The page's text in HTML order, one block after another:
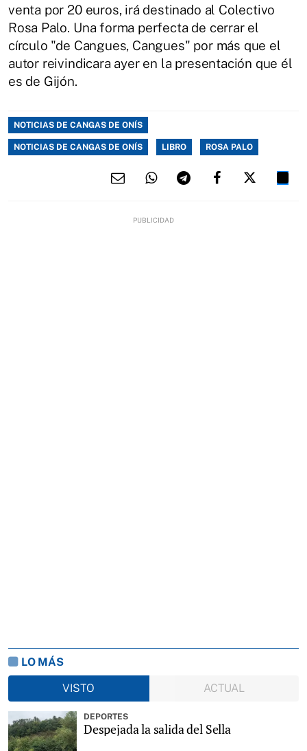
venta por 20 euros, irá destinado al Colectivo
Rosa Palo. Una forma perfecta de cerrar el
círculo "de Cangues, Cangues" por más que el
autor reivindicara ayer en la presentación que él
es de Gijón.
NOTICIAS DE CANGAS DE ONÍS
NOTICIAS DE CANGAS DE ONÍS LIBRO ROSA PALO
LO MÁS
VISTO
ACTUAL
DEPORTES
Despejada la salida del Sella